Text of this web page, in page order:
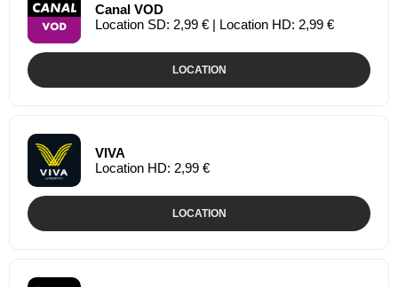
Canal VOD
Location SD: 2,99 € | Location HD: 2,99 €
LOCATION
VIVA
Location HD: 2,99 €
LOCATION